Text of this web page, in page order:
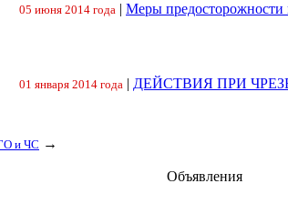
05 июня 2014 года | Меры предосторожности
01 января 2014 года | ДЕЙСТВИЯ ПРИ
и ЧС →
Объявления